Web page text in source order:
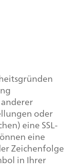
oder
eine SSL-
eine
Zeichenfolge
in Ihrer